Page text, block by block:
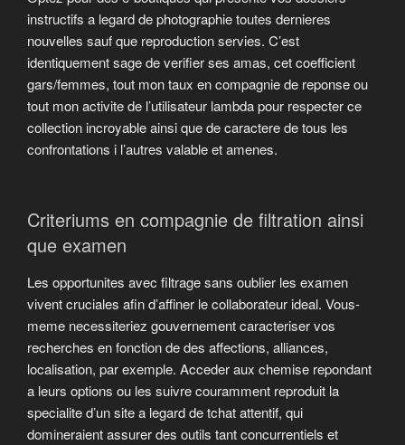
instructifs a legard de photographie toutes dernieres
nouvelles sauf que reproduction servies. C’est
identiquement sage de verifier ses amas, cet coefficient
gars/femmes, tout mon taux en compagnie de reponse ou
tout mon activite de l’utilisateur lambda pour respecter ce
collection incroyable ainsi que de caractere de tous les
confrontations i l’autres valable et amenes.
Criteriums en compagnie de filtration ainsi
que examen
Les opportunites avec filtrage sans oublier les examen
vivent cruciales afin d’affiner le collaborateur ideal. Vous-
meme necessiteriez gouvernement caracteriser vos
recherches en fonction de des affections, alliances,
localisation, par exemple. Acceder aux chemise repondant
a leurs options ou les suivre couramment reproduit la
specialite d’un site a legard de tchat attentif, qui
domineraient assurer des outils tant concurrentiels et